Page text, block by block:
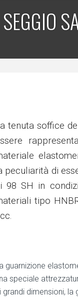
SEGGIO
tenuta soffice
peculiarità di
98 SH in
tipo
guarnizione
speciale
grandi dimensioni,